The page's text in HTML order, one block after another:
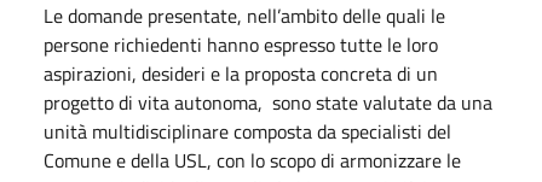
Le domande presentate, nell’ambito delle quali le
persone richiedenti hanno espresso tutte le loro
aspirazioni, desideri e la proposta concreta di un
progetto di vita autonoma, sono state valutate da una
unità multidisciplinare composta da specialisti del
Comune e della USL, con lo scopo di armonizzare le